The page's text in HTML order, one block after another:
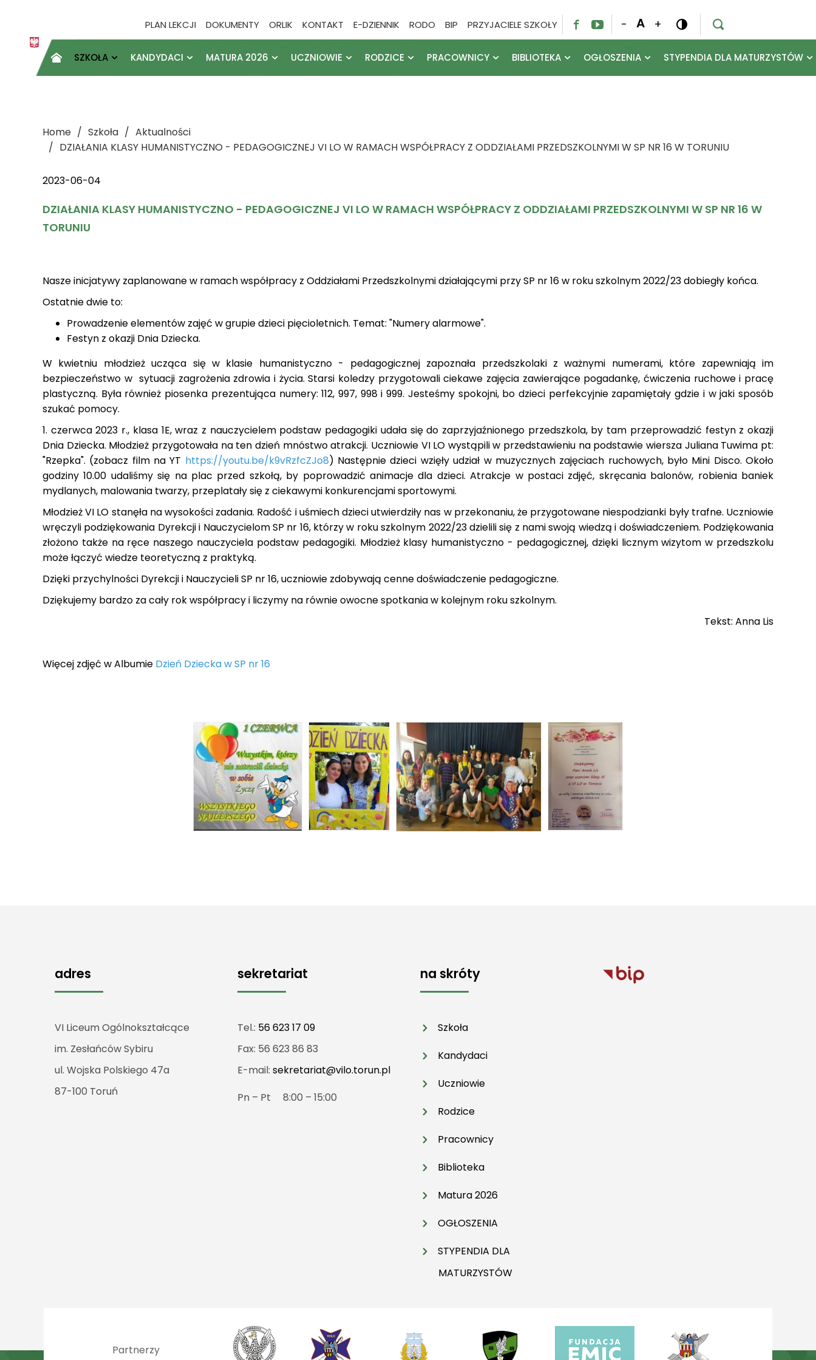
PLAN LEKCJI DOKUMENTY ORLIK KONTAKT E-DZIENNIK RODO BIP PRZYJACIELE SZKOŁY   - A +  
 SZKOŁA KANDYDACI MATURA 2026 UCZNIOWIE RODZICE PRACOWNICY BIBLIOTEKA OGŁOSZENIA STYPENDIA DLA MATURZYSTÓW
Home Szkoła
Aktualności
DZIAŁANIA KLASY HUMANISTYCZNO - PEDAGOGICZNEJ VI LO W RAMACH WSPÓŁPRACY Z ODDZIAŁAMI PRZEDSZKOLNYMI W SP NR 16 W TORUNIU
2023-06-04
DZIAŁANIA KLASY HUMANISTYCZNO - PEDAGOGICZNEJ VI LO W RAMACH WSPÓŁPRACY Z ODDZIAŁAMI PRZEDSZKOLNYMI W SP NR 16 W
TORUNIU
Nasze inicjatywy zaplanowane w ramach współpracy z Oddziałami Przedszkolnymi działającymi przy SP nr 16 w roku szkolnym 2022/23 dobiegły końca.
Ostatnie dwie to:
Prowadzenie elementów zajęć w grupie dzieci pięcioletnich. Temat: "Numery alarmowe".
Festyn z okazji Dnia Dziecka.
W kwietniu młodzież ucząca się w klasie humanistyczno - pedagogicznej zapoznała przedszkolaki z ważnymi numerami, które zapewniają im
bezpieczeństwo w sytuacji zagrożenia zdrowia i życia. Starsi koledzy przygotowali ciekawe zajęcia zawierające pogadankę, ćwiczenia ruchowe i pracę
plastyczną. Była również piosenka prezentująca numery: 112, 997, 998 i 999. Jesteśmy spokojni, bo dzieci perfekcyjnie zapamiętały gdzie i w jaki sposób
szukać pomocy.
1. czerwca 2023 r., klasa 1E, wraz z nauczycielem podstaw pedagogiki udała się do zaprzyjaźnionego przedszkola, by tam przeprowadzić festyn z okazji
Dnia Dziecka. Młodzież przygotowała na ten dzień mnóstwo atrakcji. Uczniowie VI LO wystąpili w przedstawieniu na podstawie wiersza Juliana Tuwima pt:
"Rzepka". (zobacz film na YT https://youtu.be/k9vRzfcZJo8) Następnie dzieci wzięły udział w muzycznych zajęciach ruchowych, było Mini Disco. Około
godziny 10.00 udaliśmy się na plac przed szkołą, by poprowadzić animacje dla dzieci. Atrakcje w postaci zdjęć, skręcania balonów, robienia baniek
mydlanych, malowania twarzy, przeplatały się z ciekawymi konkurencjami sportowymi.
Młodzież VI LO stanęła na wysokości zadania. Radość i uśmiech dzieci utwierdziły nas w przekonaniu, że przygotowane niespodzianki były trafne. Uczniowie
wręczyli podziękowania Dyrekcji i Nauczycielom SP nr 16, którzy w roku szkolnym 2022/23 dzielili się z nami swoją wiedzą i doświadczeniem. Podziękowania
złożono także na ręce naszego nauczyciela podstaw pedagogiki. Młodzież klasy humanistyczno - pedagogicznej, dzięki licznym wizytom w przedszkolu
może łączyć wiedze teoretyczną z praktyką.
Dzięki przychylności Dyrekcji i Nauczycieli SP nr 16, uczniowie zdobywają cenne doświadczenie pedagogiczne.
Dziękujemy bardzo za cały rok współpracy i liczymy na równie owocne spotkania w kolejnym roku szkolnym.
Tekst: Anna Lis
Więcej zdjęć w Albumie Dzień Dziecka w SP nr 16
adres
VI Liceum Ogólnokształcące
im. Zesłańców Sybiru
ul. Wojska Polskiego 47a
87-100 Toruń
sekretariat
Tel.: 56 623 17 09
Fax: 56 623 86 83
E-mail: sekretariat@vilo.torun.pl
Pn – Pt 8:00 – 15:00
na skróty
Szkoła
Kandydaci
Uczniowie
Rodzice
Pracownicy
Biblioteka
Matura 2026
OGŁOSZENIA
STYPENDIA DLA
MATURZYSTÓW
Partnerzy